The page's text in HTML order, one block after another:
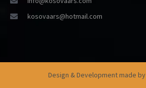
kosovaars@hotmail.com
Design & Development made by